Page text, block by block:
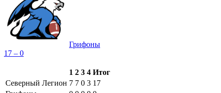
Грифоны
17 – 0
1 2 3 4 Итог
Северный Легион 7 7 0 3 17